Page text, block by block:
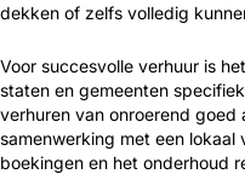
dekken of zelfs volledig
Voor succesvolle verhuur is
staten en gemeenten
verhuren van onroerend
samenwerking met een
boekingen en het onderhoud